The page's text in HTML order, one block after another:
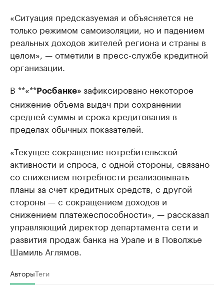
«Ситуация предсказуемая и объясняется не
только режимом самоизоляции, но и падением
реальных доходов жителей региона и страны в
целом», — отметили в пресс-службе кредитной
организации.
В **«** Росбанке» зафиксировано некоторое
снижение объема выдач при сохранении
средней суммы и срока кредитования в
пределах обычных показателей.
«Текущее сокращение потребительской
активности и спроса, с одной стороны, связано
со снижением потребности реализовывать
планы за счет кредитных средств, с другой
стороны — с сокращением доходов и
снижением платежеспособности», — рассказал
управляющий директор департамента сети и
развития продаж банка на Урале и в Поволжье
Шамиль Аглямов.
АвторыТеги